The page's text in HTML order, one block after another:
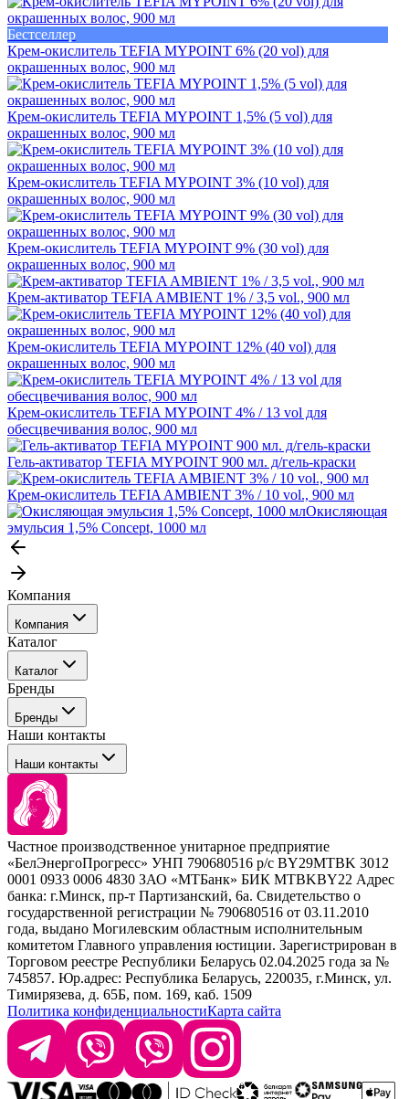
Бестселлер
Крем-окислитель TEFIA MYPOINT 6% (20 vol) для
окрашенных волос, 900 мл
Крем-окислитель TEFIA MYPOINT 1,5% (5 vol) для
окрашенных волос, 900 мл
Крем-окислитель TEFIA MYPOINT 3% (10 vol) для
окрашенных волос, 900 мл
Крем-окислитель TEFIA MYPOINT 9% (30 vol) для
окрашенных волос, 900 мл
Крем-активатор TEFIA AMBIENT 1% / 3,5 vol., 900 мл
Крем-окислитель TEFIA MYPOINT 12% (40 vol) для
окрашенных волос, 900 мл
Крем-окислитель TEFIA MYPOINT 4% / 13 vol для
обесцвечивания волос, 900 мл
Гель-активатор TEFIA MYPOINT 900 мл. д/гель-краски
Крем-окислитель TEFIA AMBIENT 3% / 10 vol., 900 мл
Окисляющая
эмульсия 1,5% Concept, 1000 мл
Компания
Компания
События
Покупателю
Каталог
Каталог
Профессиональные средства для окрашивания волос
Сервисные средства
Уход
Стайлинг
Брови и ресницы
Барберинг
Наборы
Расходные материалы
Бренды
Бренды
Tefia
Concept
Kezy
Barex
Sim Sensitive
Kebren
Selective Professional
White Line
Наши контакты
Наши контакты
+ 375 44 7233514
+ 375 29 1649505
info@krasabel.by
Офис: г. Минск, ул. Тимирязева 65Б, офис 1509
Склад: г. Минск, ул. Домбровская, 15
Время работы: пн–чт 9:00–17:30, пт 9:00–17:00
Частное производственное унитарное предприятие
«БелЭнергоПрогресс» УНП 790680516 р/с BY29MTBK 3012
0001 0933 0006 4830 ЗАО «МТБанк» БИК MTBKBY22 Адрес
банка: г.Минск, пр-т Партизанский, 6а. Свидетельство о
государственной регистрации № 790680516 от 03.11.2010
года, выдано Могилевским областным исполнительным
комитетом Главного управления юстиции. Зарегистрирован в
Торговом реестре Республики Беларусь 02.04.2025 года за №
745857. Юр.адрес: Республика Беларусь, 220035, г.Минск, ул.
Тимирязева, д. 65Б, пом. 169, каб. 1509
Политика конфиденциальностиКарта сайта